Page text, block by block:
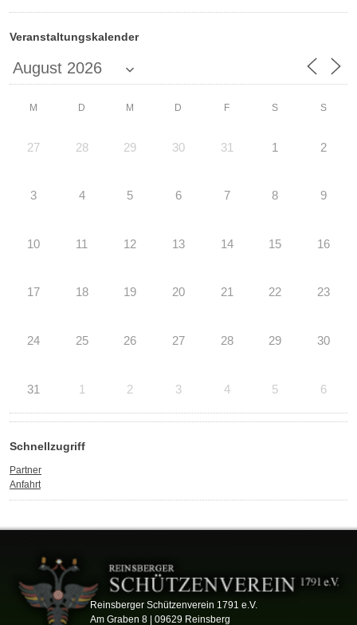
Veranstaltungskalender
M D M D F S S
27 28 29 30 31 1 2
3 4 5 6 7 8 9
10 11 12 13 14 15 16
17 18 19 20 21 22 23
24 25 26 27 28 29 30
31 1 2 3 4 5 6
Schnellzugriff
Partner
Anfahrt
Reinsberger Schützenverein 1791 e.V.
Am Graben 8 | 09629 Reinsberg